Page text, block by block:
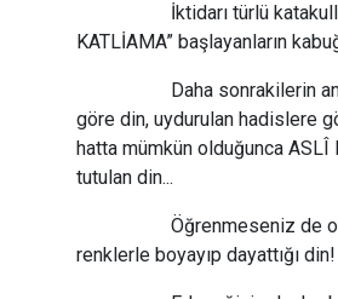
İktidarı türlü
KATLİAMA” başlayanların
Daha sonrakilerin
göre din, uydurulan hadislere
hatta mümkün olduğunca ASLÎ
tutulan din...
Öğrenmeseniz de
renklerle boyayıp dayattığı din!